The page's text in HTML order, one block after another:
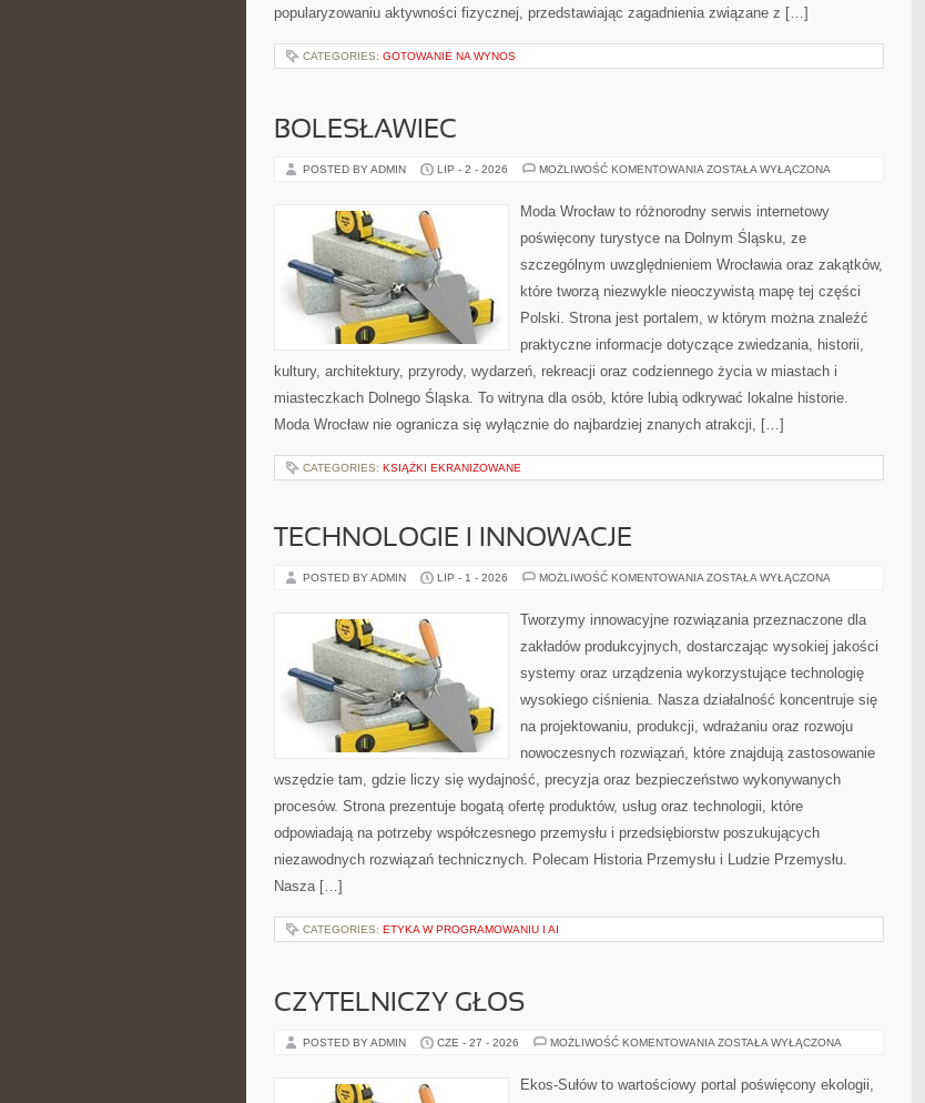
popularyzowaniu aktywności fizycznej, przedstawiając zagadnienia związane z […]
CATEGORIES: GOTOWANIE NA WYNOS
BOLESŁAWIEC
POSTED BY ADMIN LIP - 2 - 2026 MOŻLIWOŚĆ KOMENTOWANIA BOLESŁAWIEC
ZOSTAŁA WYŁĄCZONA
Moda Wrocław to różnorodny serwis internetowy
poświęcony turystyce na Dolnym Śląsku, ze
szczególnym uwzględnieniem Wrocławia oraz zakątków,
które tworzą niezwykle nieoczywistą mapę tej części
Polski. Strona jest portalem, w którym można znaleźć
praktyczne informacje dotyczące zwiedzania, historii,
kultury, architektury, przyrody, wydarzeń, rekreacji oraz codziennego życia w miastach i
miasteczkach Dolnego Śląska. To witryna dla osób, które lubią odkrywać lokalne historie.
Moda Wrocław nie ogranicza się wyłącznie do najbardziej znanych atrakcji, […]
CATEGORIES: KSIĄŻKI EKRANIZOWANE
TECHNOLOGIE I INNOWACJE
POSTED BY ADMIN LIP - 1 - 2026 MOŻLIWOŚĆ KOMENTOWANIA TECHNOLOGIE
ZOSTAŁA WYŁĄCZONA
Tworzymy innowacyjne rozwiązania przeznaczone dla
zakładów produkcyjnych, dostarczając wysokiej jakości
systemy oraz urządzenia wykorzystujące technologię
wysokiego ciśnienia. Nasza działalność koncentruje się
na projektowaniu, produkcji, wdrażaniu oraz rozwoju
nowoczesnych rozwiązań, które znajdują zastosowanie
wszędzie tam, gdzie liczy się wydajność, precyzja oraz bezpieczeństwo wykonywanych
procesów. Strona prezentuje bogatą ofertę produktów, usług oraz technologii, które
odpowiadają na potrzeby współczesnego przemysłu i przedsiębiorstw poszukujących
niezawodnych rozwiązań technicznych. Polecam Historia Przemysłu i Ludzie Przemysłu.
Nasza […]
CATEGORIES: ETYKA W PROGRAMOWANIU I AI
CZYTELNICZY GŁOS
POSTED BY ADMIN CZE - 27 - 2026 MOŻLIWOŚĆ KOMENTOWANIA CZYTELNICZY
ZOSTAŁA WYŁĄCZONA
Ekos-Sułów to wartościowy portal poświęcony ekologii,